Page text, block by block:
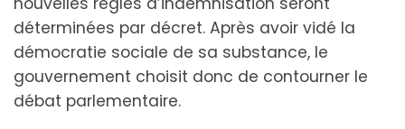
déterminées par décret. Après avoir vidé la
démocratie sociale de sa substance, le
gouvernement choisit donc de contourner le
débat parlementaire.